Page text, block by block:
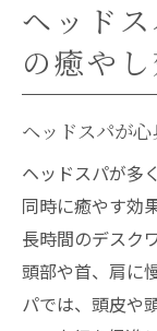
ヘッド
の癒や
ヘッドスパが
ヘッドスパが多
同時に癒やす効
長時間のデスク
頭部や首、肩に
パでは、頭皮や